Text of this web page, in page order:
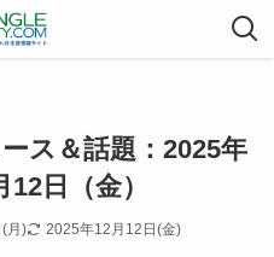
ス＆話題：2025年
日（金）
月) 2025年12月12日(金)